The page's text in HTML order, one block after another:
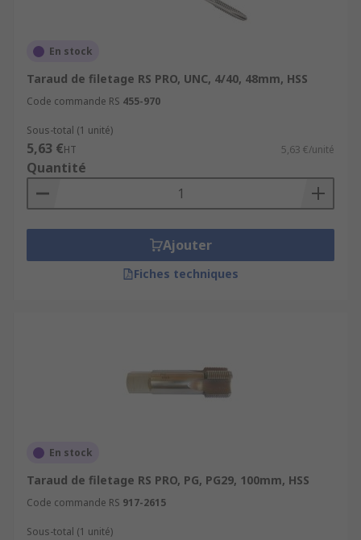
En stock
Taraud de filetage RS PRO, UNC, 4/40, 48mm, HSS
Code commande RS 455-970
Sous-total (1 unité)
5,63 €HT 5,63 €/unité
Quantité
Ajouter
Fiches techniques
En stock
Taraud de filetage RS PRO, PG, PG29, 100mm, HSS
Code commande RS 917-2615
Sous-total (1 unité)